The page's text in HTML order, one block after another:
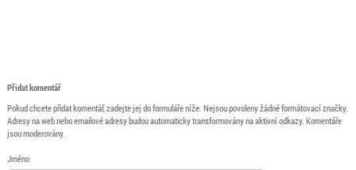
Přidat komentář
Pokud chcete přidat komentář, zadejte jej do formuláře níže. Nejsou povoleny žádné formátovací značky.
Adresy na web nebo emailové adresy budou automaticky transformovány na aktivní odkazy. Komentáře
jsou moderovány.
Jméno